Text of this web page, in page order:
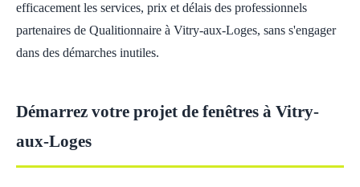
efficacement les services, prix et délais des professionnels
partenaires de Qualitionnaire à Vitry-aux-Loges, sans s'engager
dans des démarches inutiles.
Démarrez votre projet de fenêtres à Vitry-
aux-Loges